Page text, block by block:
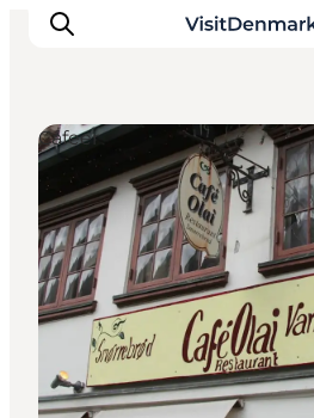
Inspirasjon
Reisemål
Aktiviteter
Overnatting
Planlegg reisen
Cafeer